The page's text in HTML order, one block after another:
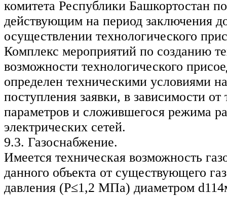
комитета Республики Башкортостан
действующим на период заключения
осуществлении технологического
Комплекс мероприятий по созданию
возможности технологического
определен техническими условиями
поступления заявки, в зависимости от
параметров и сложившегося режима
электрических сетей.
9.3. Газоснабжение.
Имеется техническая возможность
данного объекта от существующего
давления (Р≤1,2 МПа) диаметром